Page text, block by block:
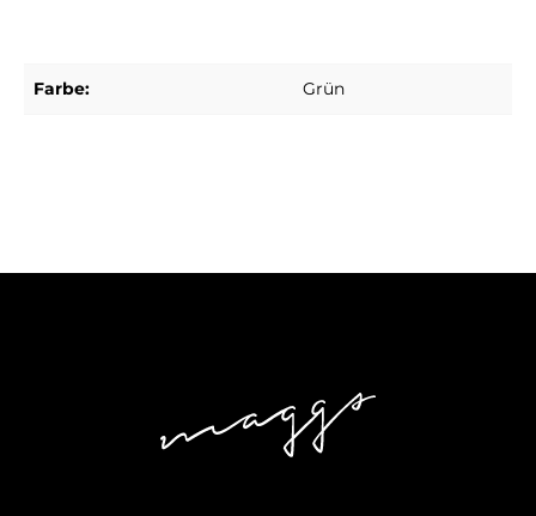
Farbe: Grün